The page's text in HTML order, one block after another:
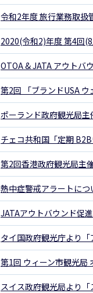
令和2年度 旅行業務取扱
2020(令和2)年度 第4回
OTOA & JATA アウトバ
第2回 「ブランドUSA ウ
ポーランド政府観光局
チェコ共和国「定期
第2回香港政府観光局主
熱中症警戒アラートにつ
JATAアウトバウンド促
タイ国政府観光庁より
第1回 ウィーン市観光局
スイス政府観光局より